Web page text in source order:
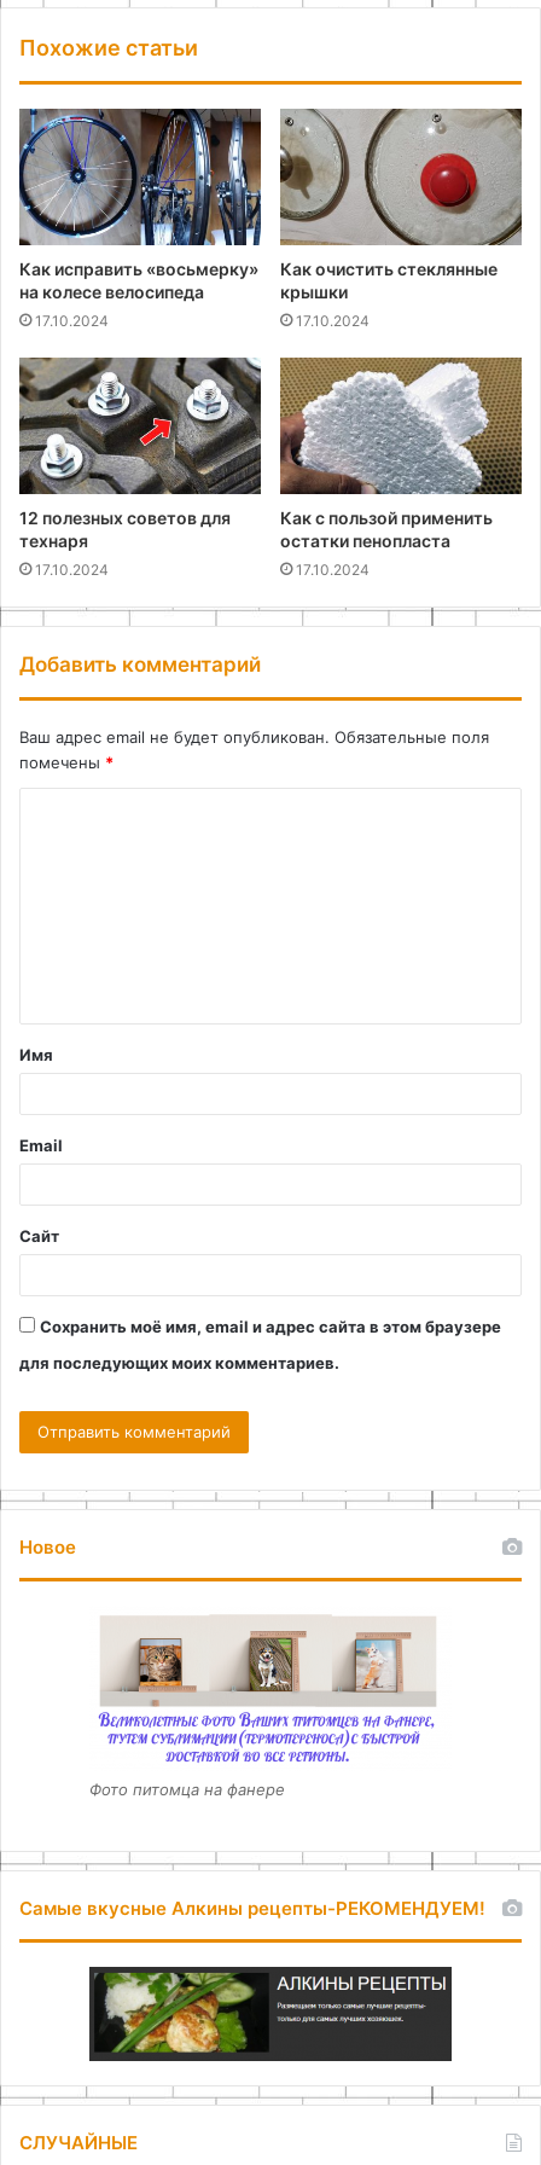
Похожие статьи
Как исправить «восьмерку»
на колесе велосипеда
17.10.2024
Как очистить стеклянные
крышки
17.10.2024
12 полезных советов для
технаря
17.10.2024
Как с пользой применить
остатки пенопласта
17.10.2024
Добавить комментарий
Ваш адрес email не будет опубликован. Обязательные поля
помечены *
т
а
й
*
Имя
Email
Сайт
Сохранить моё имя, email и адрес сайта в этом браузере
для последующих моих комментариев.
Новое
Фото питомца на фанере
Самые вкусные Алкины рецепты-РЕКОМЕНДУЕМ!
СЛУЧАЙНЫЕ